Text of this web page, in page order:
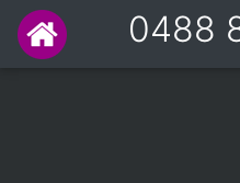
0488